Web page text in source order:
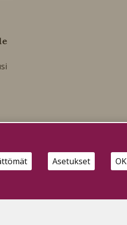
Asetukset OK